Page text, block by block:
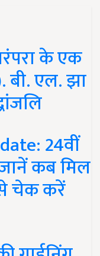
के एक
बी. एल. झा
24वीं
कब मिल
चेक करें